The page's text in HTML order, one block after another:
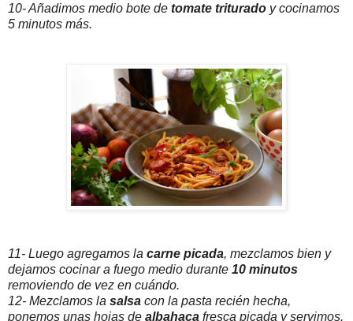
10- Añadimos medio bote de tomate triturado y cocinamos
5 minutos más.
11- Luego agregamos la carne picada, mezclamos bien y
dejamos cocinar a fuego medio durante 10 minutos
removiendo de vez en cuándo.
12- Mezclamos la salsa con la pasta recién hecha,
ponemos unas hojas de albahaca fresca picada y servimos.